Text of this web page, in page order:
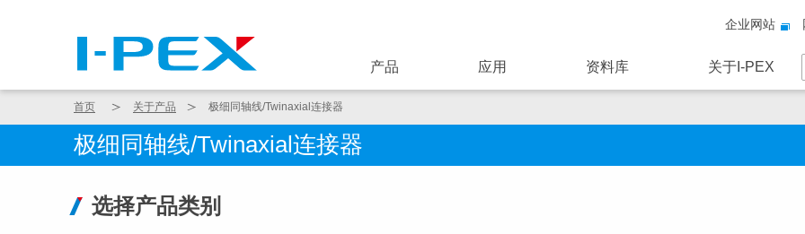
企业网站
产品 应用 资料库 关于I-PEX
首页 关于产品 极细同轴线/Twinaxial连接器
极细同轴线/Twinaxial连接器
选择产品类别